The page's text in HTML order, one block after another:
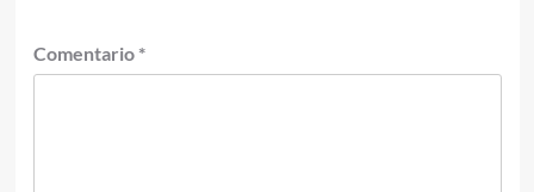
Comentario *